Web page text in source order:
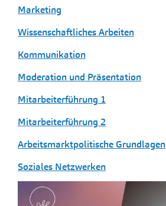
Marketing
Wissenschaftliches Arbeiten
Kommunikation
Moderation und Präsentation
Mitarbeiterführung 1
Mitarbeiterführung 2
Arbeitsmarktpolitische Grundlagen
Soziales Netzwerken